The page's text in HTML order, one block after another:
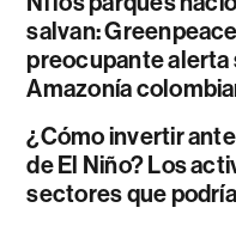
salvan:
preocupante alerta
Amazonía
¿Cómo invertir
de El Niño? Los
sectores que